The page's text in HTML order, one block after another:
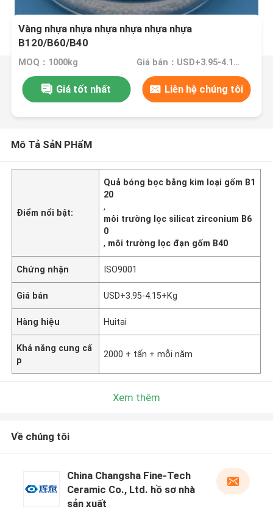
Vàng nhựa nhựa nhựa nhựa nhựa nhựa
B120/B60/B40
MOQ：1000kg Giá bán：USD+3.95-4.15+Kg
Giá tốt nhất Liên hệ chúng tôi
Mô Tả SảN PHẩM
Điểm nổi bật:
Quả bóng bọc bằng kim loại gốm B1
20
,
môi trường lọc silicat zirconium B6
0
, môi trường lọc đạn gốm B40
Chứng nhận ISO9001
Giá bán USD+3.95-4.15+Kg
Hàng hiệu Huitai
Khả năng cung cấ
p
2000 + tấn + mỗi năm
Xem thêm
Về chúng tôi
China Changsha Fine-Tech
Ceramic Co., Ltd. hồ sơ nhà
sản xuất